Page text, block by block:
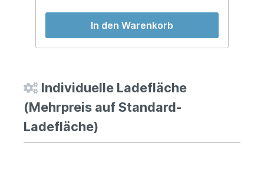
In den Warenkorb
Individuelle Ladefläche
(Mehrpreis auf Standard-
Ladefläche)